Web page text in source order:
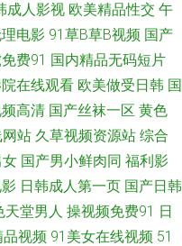
子 日本不卡二区 日韩深夜视频
A级 天天干B网 91视频官网观看
草草影院最新地址 国产线路一区
看片网站 免费人人操 亚洲国产
码天天干 91蜜臀刺激网 超碰97
成人影视 欧美精品性交 午
电影 91草B草B视频 国产
费91 国内精品无码短片
在线观看 欧美做受日韩 国
高清 国产丝袜一区 黄色
站 久草视频资源站 综合
女 国产男小鲜肉同 福利影
日韩成人第一页 国产日韩
天堂男人 操视频免费91 日
视频 91美女在线视频 51